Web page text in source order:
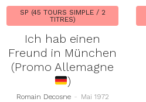
SP (45 TOURS SIMPLE / 2
TITRES)
Ich hab einen
Freund in München
(Promo Allemagne
)
Romain Decosne - Mai 1972